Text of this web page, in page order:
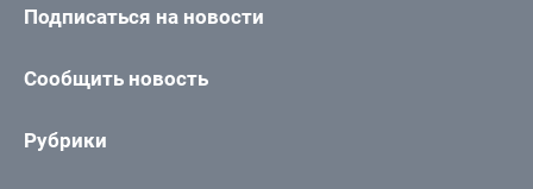
Подписаться на новости
Сообщить новость
Рубрики